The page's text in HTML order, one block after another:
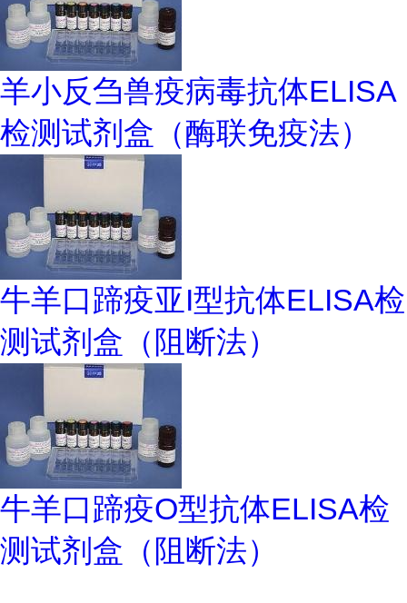
羊小反刍兽疫病毒抗体ELISA
检测试剂盒（酶联免疫法）
牛羊口蹄疫亚I型抗体ELISA检
测试剂盒（阻断法）
牛羊口蹄疫O型抗体ELISA检
测试剂盒（阻断法）